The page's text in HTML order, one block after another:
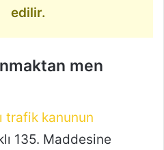
edilir.
men
trafik kanunun
135. Maddesine